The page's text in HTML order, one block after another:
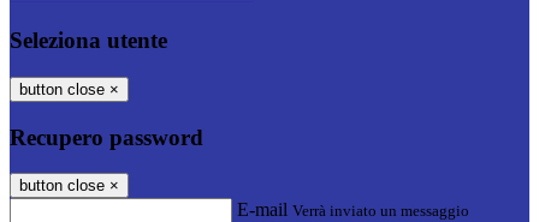
Seleziona utente
button close ×
Recupero password
button close ×
E-mail Verrà inviato un messaggio